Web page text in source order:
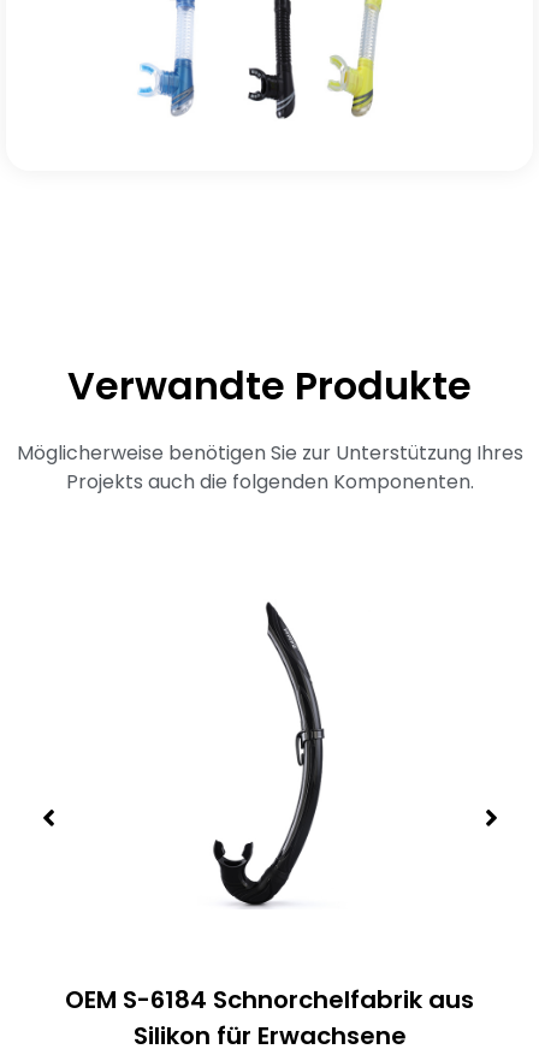
Verwandte Produkte
Möglicherweise benötigen Sie zur Unterstützung Ihres
Projekts auch die folgenden Komponenten.
OEM S-6184 Schnorchelfabrik aus
Silikon für Erwachsene